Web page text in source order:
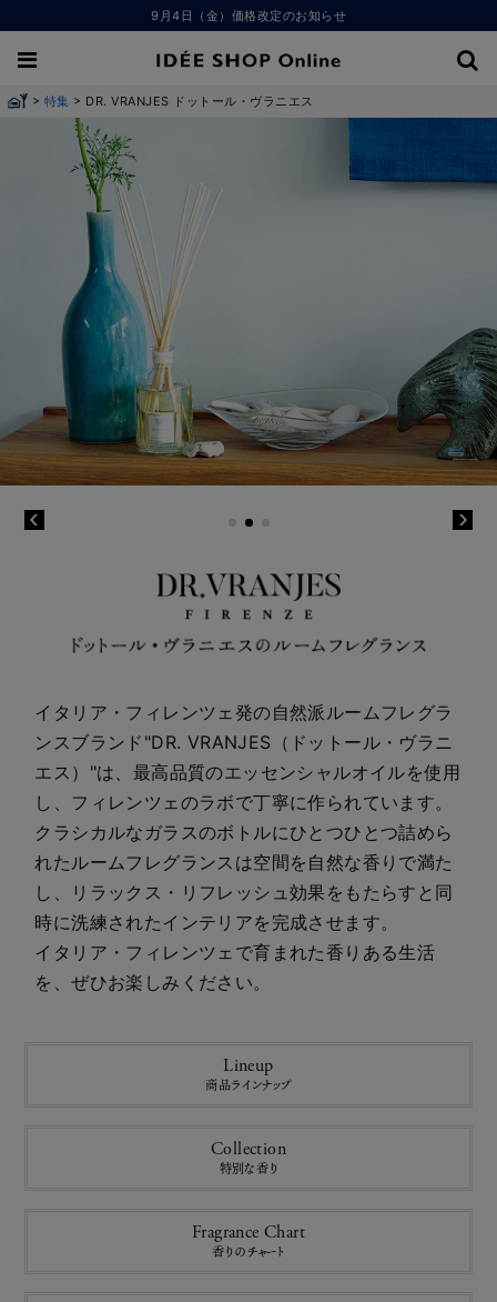
9月4日（金）価格改定のお知らせ
> 特集 > DR. VRANJES ドットール・ヴラニエス
イタリア・フィレンツェ発の自然派ルームフレグラ
ンスブランド"DR. VRANJES（ドットール・ヴラニ
エス）"は、最高品質のエッセンシャルオイルを使用
し、フィレンツェのラボで丁寧に作られています。
クラシカルなガラスのボトルにひとつひとつ詰めら
れたルームフレグランスは空間を自然な香りで満た
し、リラックス・リフレッシュ効果をもたらすと同
時に洗練されたインテリアを完成させます。
イタリア・フィレンツェで育まれた香りある生活
を、ぜひお楽しみください。
Lineup
商品ラインナップ
Collection
特別な香り
Fragrance Chart
香りのチャート